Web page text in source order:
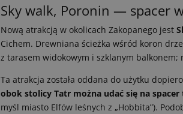
Sky walk, Poronin — spacer
Nową atrakcją w okolicach Zakopanego jest
Cichem. Drewniana ścieżka wśród koron
z tarasem widokowym i szklanym
Ta atrakcja została oddana do użytku
obok stolicy Tatr można udać się na
myśl miasto Elfów leśnych z „Hobbita”).